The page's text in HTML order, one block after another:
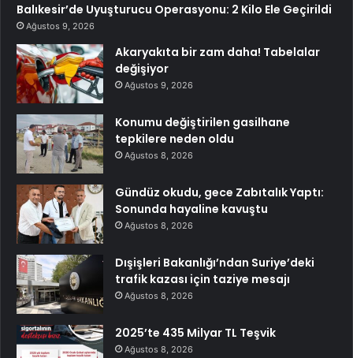
Balıkesir’de Uyuşturucu Operasyonu: 2 Kilo Ele Geçirildi
Ağustos 9, 2026
Akaryakıta bir zam daha! Tabelalar
değişiyor
Ağustos 9, 2026
Konumu değiştirilen gasilhane
tepkilere neden oldu
Ağustos 8, 2026
Gündüz okudu, gece Zabıtalık Yaptı:
Sonunda hayaline kavuştu
Ağustos 8, 2026
Dışişleri Bakanlığı’ndan Suriye’deki
trafik kazası için taziye mesajı
Ağustos 8, 2026
2025’te 435 Milyar TL Teşvik
Ağustos 8, 2026